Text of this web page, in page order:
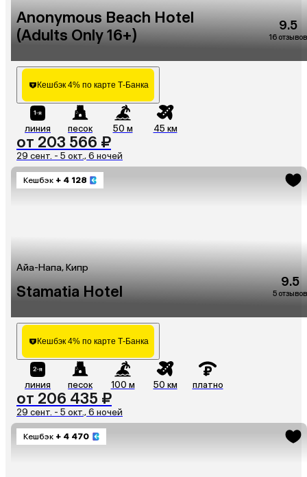
Anonymous Beach Hotel
(Adults Only 16+)
9.5
16 отзывов
Кешбэк 4% по карте Т-Банка
линия песок 50 м 45 км
от 203 566 ₽
29 сент. - 5 окт., 6 ночей
Кешбэк + 4 128
Айа-Напа, Кипр
Stamatia Hotel
9.5
5 отзывов
Кешбэк 4% по карте Т-Банка
линия песок 100 м 50 км платно
от 206 435 ₽
29 сент. - 5 окт., 6 ночей
Кешбэк + 4 470